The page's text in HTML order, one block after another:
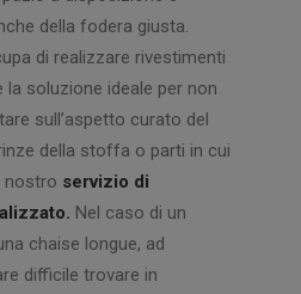
della fodera giusta.
di realizzare rivestimenti
la soluzione ideale per non
sull’aspetto curato del
della stoffa o parti in cui
nostro servizio di
Nel caso di un
chaise longue, ad
difficile trovare in